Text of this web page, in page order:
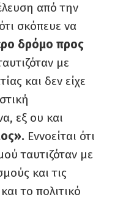
από την
σκόπευε να
δρόμο προς
με
και δεν είχε
εξ ου και
Εννοείται ότι
ταυτιζόταν με
και τις
το πολιτικό